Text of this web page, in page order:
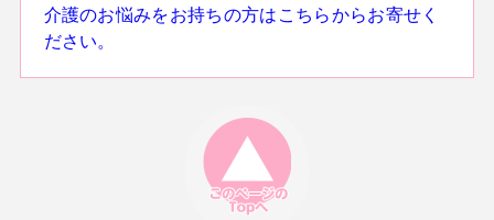
介護のお悩みをお持ちの方はこちらからお寄せく
ださい。